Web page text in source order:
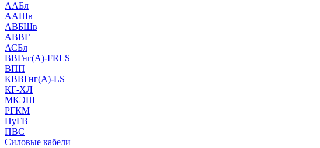
ААБл
ААШв
АВБШв
АВВГ
АСБл
ВВГнг(А)-FRLS
ВПП
КВВГнг(А)-LS
КГ-ХЛ
МКЭШ
РГКМ
ПуГВ
ПВС
Силовые кабели